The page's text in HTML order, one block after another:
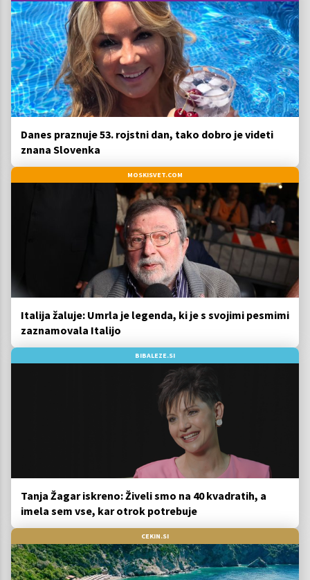
Danes praznuje 53. rojstni dan, tako dobro je videti
znana Slovenka
MOSKISVET.COM
Italija žaluje: Umrla je legenda, ki je s svojimi pesmimi
zaznamovala Italijo
BIBALEZE.SI
Tanja Žagar iskreno: Živeli smo na 40 kvadratih, a
imela sem vse, kar otrok potrebuje
CEKIN.SI